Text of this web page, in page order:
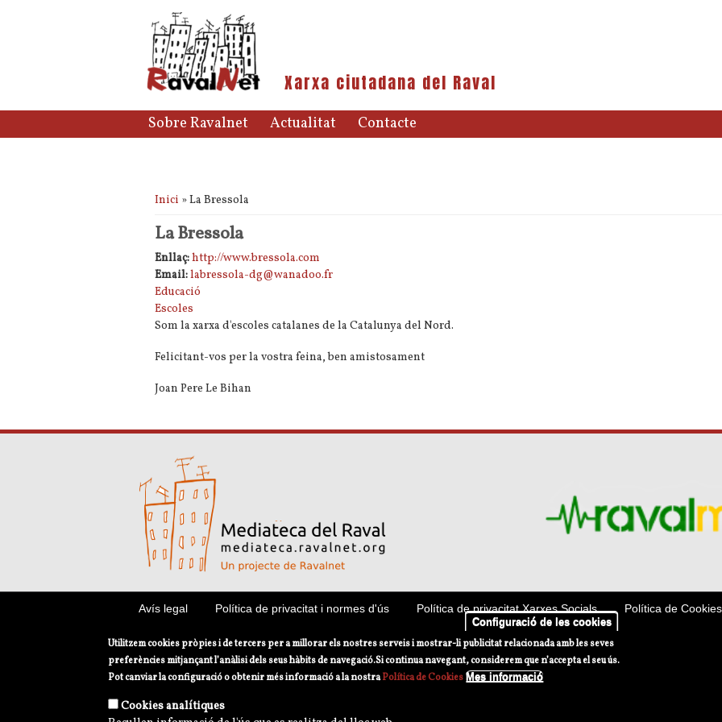
Xarxa ciutadana del Raval
Sobre Ravalnet Actualitat Contacte
Esteu aquí
Inici » La Bressola
La Bressola
Enllaç:http://www.bressola.com
Email:labressola-dg@wanadoo.fr
Educació
Escoles
Som la xarxa d'escoles catalanes de la Catalunya del Nord.
Felicitant-vos per la vostra feina, ben amistosament
Joan Pere Le Bihan
Avís legal Política de privacitat i normes d'ús Política de privacitat Xarxes Socials Política de Cookies
Configuració de les cookies
Utilitzem cookies pròpies i de tercers per a millorar els nostres serveis i mostrar-li publicitat relacionada amb les seves
preferències mitjançant l’anàlisi dels seus hàbits de navegació.Si continua navegant, considerem que n’accepta el seu ús.
Pot canviar la configuració o obtenir més informació a la nostraPolítica de Cookies Mes informació
Cookies analítiques